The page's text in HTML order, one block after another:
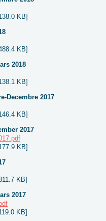
KB]
KB]
2018
KB]
Decembre 2017
KB]
2017
KB]
KB]
2017
KB]